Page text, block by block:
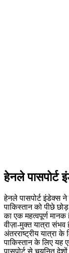
हेनले पासपोर्ट
हेनले पासपोर्ट इंडेक्स
पाकिस्तान को पीछे
का एक महत्वपूर्ण
वीज़ा-मुक्त यात्रा
अंतरराष्ट्रीय यात्रा
पाकिस्तान के लिए यह